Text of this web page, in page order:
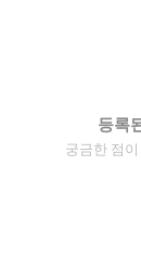
등록
궁금한 점